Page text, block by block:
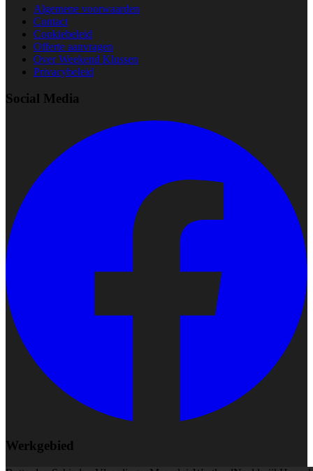
Algemene voorwaarden
Contact
Cookiebeleid
Offerte aanvragen
Over Weekend Klussen
Privacybeleid
Social Media
Werkgebied